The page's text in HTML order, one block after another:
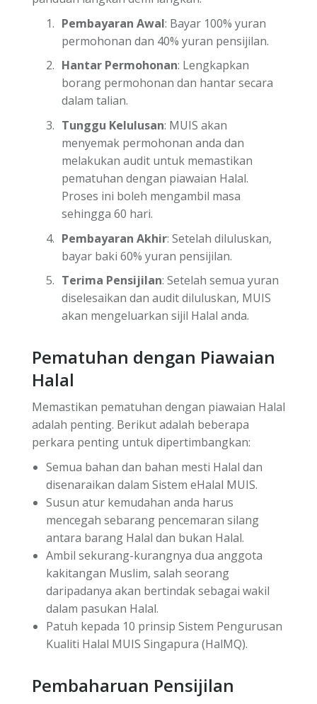
Pembayaran Awal: Bayar 100% yuran
permohonan dan 40% yuran pensijilan.
Hantar Permohonan: Lengkapkan
borang permohonan dan hantar secara
dalam talian.
Tunggu Kelulusan: MUIS akan
menyemak permohonan anda dan
melakukan audit untuk memastikan
pematuhan dengan piawaian Halal.
Proses ini boleh mengambil masa
sehingga 60 hari.
Pembayaran Akhir: Setelah diluluskan,
bayar baki 60% yuran pensijilan.
Terima Pensijilan: Setelah semua yuran
diselesaikan dan audit diluluskan, MUIS
akan mengeluarkan sijil Halal anda.
Pematuhan dengan Piawaian
Halal
Memastikan pematuhan dengan piawaian Halal
adalah penting. Berikut adalah beberapa
perkara penting untuk dipertimbangkan:
Semua bahan dan bahan mesti Halal dan
disenaraikan dalam Sistem eHalal MUIS.
Susun atur kemudahan anda harus
mencegah sebarang pencemaran silang
antara barang Halal dan bukan Halal.
Ambil sekurang-kurangnya dua anggota
kakitangan Muslim, salah seorang
daripadanya akan bertindak sebagai wakil
dalam pasukan Halal.
Patuh kepada 10 prinsip Sistem Pengurusan
Kualiti Halal MUIS Singapura (HalMQ).
Pembaharuan Pensijilan